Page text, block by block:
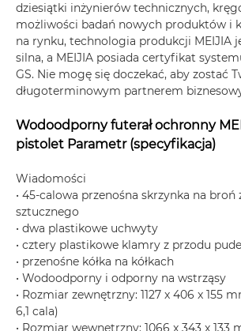
dziesiątki inżynierów technicznych,
możliwości badań nowych produktów i
na rynku, technologia produkcji MEIJIA
silna, a MEIJIA posiada certyfikat
GS. Nie mogę się doczekać, aby zostać
długoterminowym partnerem
Wodoodporny futerał ochronny
pistolet Parametr (specyfikacja)
Wiadomości
• 45-calowa przenośna skrzynka na broń
sztucznego
• dwa plastikowe uchwyty
• cztery plastikowe klamry z przodu
• przenośne kółka na kółkach
• Wodoodporny i odporny na wstrząsy
• Rozmiar zewnętrzny: 1127 x 406 x 155
6,1 cala)
• Rozmiar wewnętrzny: 1066 x 343 x 133